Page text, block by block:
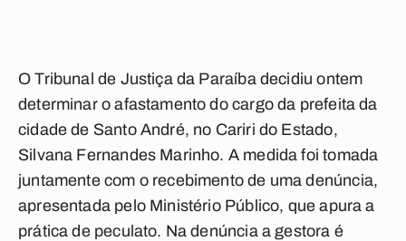
O Tribunal de Justiça da Paraíba decidiu ontem
determinar o afastamento do cargo da prefeita da
cidade de Santo André, no Cariri do Estado,
Silvana Fernandes Marinho. A medida foi tomada
juntamente com o recebimento de uma denúncia,
apresentada pelo Ministério Público, que apura a
prática de peculato. Na denúncia a gestora é